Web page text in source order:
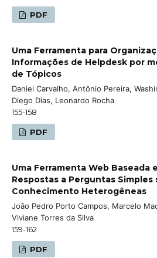
PDF
Uma Ferramenta para
Informações de Helpdesk por
de Tópicos
Daniel Carvalho, Antônio Pereira,
Diego Dias, Leonardo Rocha
155-158
PDF
Uma Ferramenta Web Baseada
Respostas a Perguntas Simples
Conhecimento Heterogêneas
João Pedro Porto Campos, Marcelo
Viviane Torres da Silva
159-162
PDF